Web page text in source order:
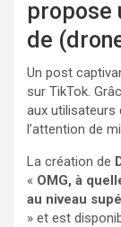
propose
de
Un post
sur TikTok.
aux utilisateurs
l’attention de
La création de
« OMG, à
au niveau
» et est